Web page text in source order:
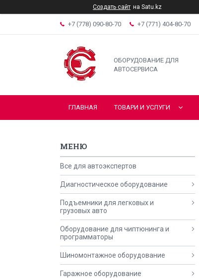
Создать сайт на Satu.kz
+7 (778) 090-80-70 +7 (771) 404-80-70
ОБОРУДОВАНИЕ ДЛЯ
АВТОСЕРВИСА
ГЛАВНАЯ ТОВАРИ И УСЛУГИ
Все для автоэкспертов
Диагностическое оборудование
Подъемники для легковых и
грузовых авто
Оборудование для чиптюнинга и
программаторы
Шиномонтажное оборудование
Гаражное оборудование